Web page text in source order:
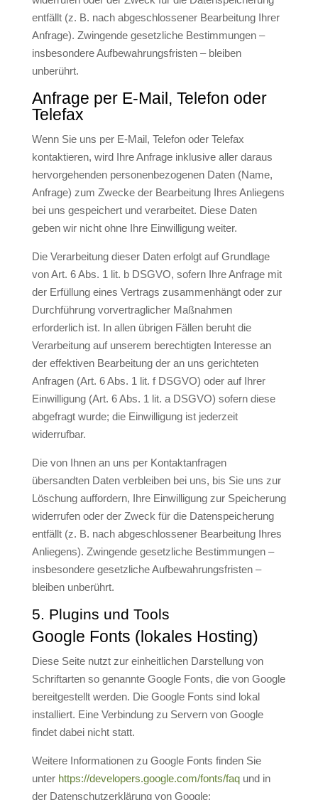
entfällt (z. B. nach abgeschlossener Bearbeitung Ihrer
Anfrage). Zwingende gesetzliche Bestimmungen –
insbesondere Aufbewahrungsfristen – bleiben
unberührt.
Anfrage per E-Mail, Telefon oder
Telefax
Wenn Sie uns per E-Mail, Telefon oder Telefax
kontaktieren, wird Ihre Anfrage inklusive aller daraus
hervorgehenden personenbezogenen Daten (Name,
Anfrage) zum Zwecke der Bearbeitung Ihres Anliegens
bei uns gespeichert und verarbeitet. Diese Daten
geben wir nicht ohne Ihre Einwilligung weiter.
Die Verarbeitung dieser Daten erfolgt auf Grundlage
von Art. 6 Abs. 1 lit. b DSGVO, sofern Ihre Anfrage mit
der Erfüllung eines Vertrags zusammenhängt oder zur
Durchführung vorvertraglicher Maßnahmen
erforderlich ist. In allen übrigen Fällen beruht die
Verarbeitung auf unserem berechtigten Interesse an
der effektiven Bearbeitung der an uns gerichteten
Anfragen (Art. 6 Abs. 1 lit. f DSGVO) oder auf Ihrer
Einwilligung (Art. 6 Abs. 1 lit. a DSGVO) sofern diese
abgefragt wurde; die Einwilligung ist jederzeit
widerrufbar.
Die von Ihnen an uns per Kontaktanfragen
übersandten Daten verbleiben bei uns, bis Sie uns zur
Löschung auffordern, Ihre Einwilligung zur Speicherung
widerrufen oder der Zweck für die Datenspeicherung
entfällt (z. B. nach abgeschlossener Bearbeitung Ihres
Anliegens). Zwingende gesetzliche Bestimmungen –
insbesondere gesetzliche Aufbewahrungsfristen –
bleiben unberührt.
5. Plugins und Tools
Google Fonts (lokales Hosting)
Diese Seite nutzt zur einheitlichen Darstellung von
Schriftarten so genannte Google Fonts, die von Google
bereitgestellt werden. Die Google Fonts sind lokal
installiert. Eine Verbindung zu Servern von Google
findet dabei nicht statt.
Weitere Informationen zu Google Fonts finden Sie
unter https://developers.google.com/fonts/faqund in
der Datenschutzerklärung von Google: